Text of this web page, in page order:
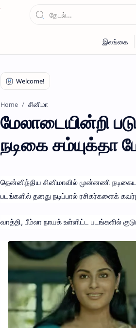
Home சினிமா
மேலாடையின்றி
நடிகை சம்யுக்தா
தென்னிந்திய சினிமாவில் முன்னணி
படங்களில் தனது நடிப்பால் ரசிகர்களைக்
வாத்தி, பீம்லா நாயக் உள்ளிட்ட படங்களில்